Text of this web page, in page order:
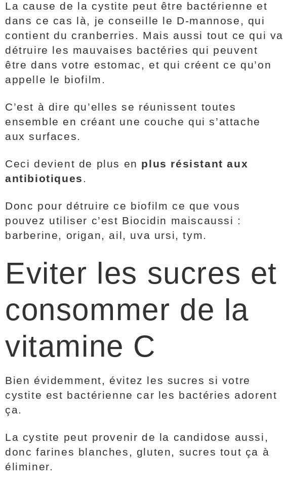
La cause de la cystite peut être bactérienne et
dans ce cas là, je conseille le D-mannose, qui
contient du cranberries. Mais aussi tout ce qui va
détruire les mauvaises bactéries qui peuvent
être dans votre estomac, et qui créent ce qu’on
appelle le biofilm.
C’est à dire qu’elles se réunissent toutes
ensemble en créant une couche qui s’attache
aux surfaces.
Ceci devient de plus en plus résistant aux
antibiotiques .
Donc pour détruire ce biofilm ce que vous
pouvez utiliser c’est Biocidin maiscaussi :
barberine, origan, ail, uva ursi, tym.
Eviter les sucres et
consommer de la
vitamine C
Bien évidemment, évitez les sucres si votre
cystite est bactérienne car les bactéries adorent
ça.
La cystite peut provenir de la candidose aussi,
donc farines blanches, gluten, sucres tout ça à
éliminer.